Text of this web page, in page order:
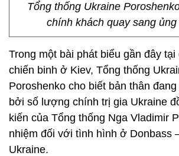
Tổng thống Ukraine
chính khách quay sang
Trong một bài phát biểu gần đây
chiến binh ở Kiev, Tổng thống
Poroshenko cho biết bản thân
bởi số lượng chính trị gia Ukraine
kiến của Tổng thống Nga Vladimir
nhiệm đối với tình hình ở Donbass
Ukraine.